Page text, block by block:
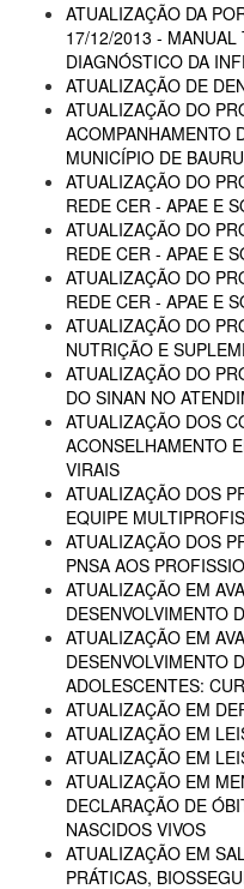
ATUALIZAÇÃO DA
17/12/2013 - MANUAL
DIAGNÓSTICO DA
ATUALIZAÇÃO DE
ATUALIZAÇÃO DO
ACOMPANHAMENTO
MUNICÍPIO DE BAURU
ATUALIZAÇÃO DO
REDE CER - APAE E
ATUALIZAÇÃO DO
REDE CER - APAE E
ATUALIZAÇÃO DO
REDE CER - APAE E
ATUALIZAÇÃO DO
NUTRIÇÃO E
ATUALIZAÇÃO DO
DO SINAN NO
ATUALIZAÇÃO DOS
ACONSELHAMENTO
VIRAIS
ATUALIZAÇÃO DOS
EQUIPE
ATUALIZAÇÃO DOS
PNSA AOS
ATUALIZAÇÃO EM
DESENVOLVIMENTO
ATUALIZAÇÃO EM
DESENVOLVIMENTO
ADOLESCENTES:
ATUALIZAÇÃO EM
ATUALIZAÇÃO EM
ATUALIZAÇÃO EM
ATUALIZAÇÃO EM
DECLARAÇÃO DE
NASCIDOS VIVOS
ATUALIZAÇÃO EM
PRÁTICAS,